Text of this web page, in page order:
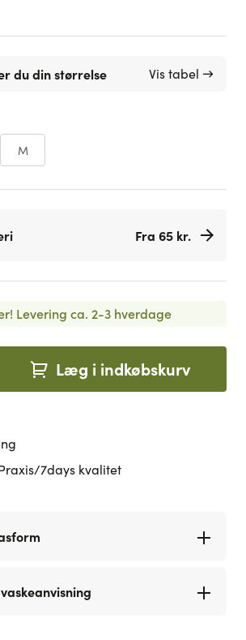
du din størrelse Vis tabel →
M
Fra 65 kr.
Levering ca. 2-3 hverdage
Læg i indkøbskurv
7days kvalitet